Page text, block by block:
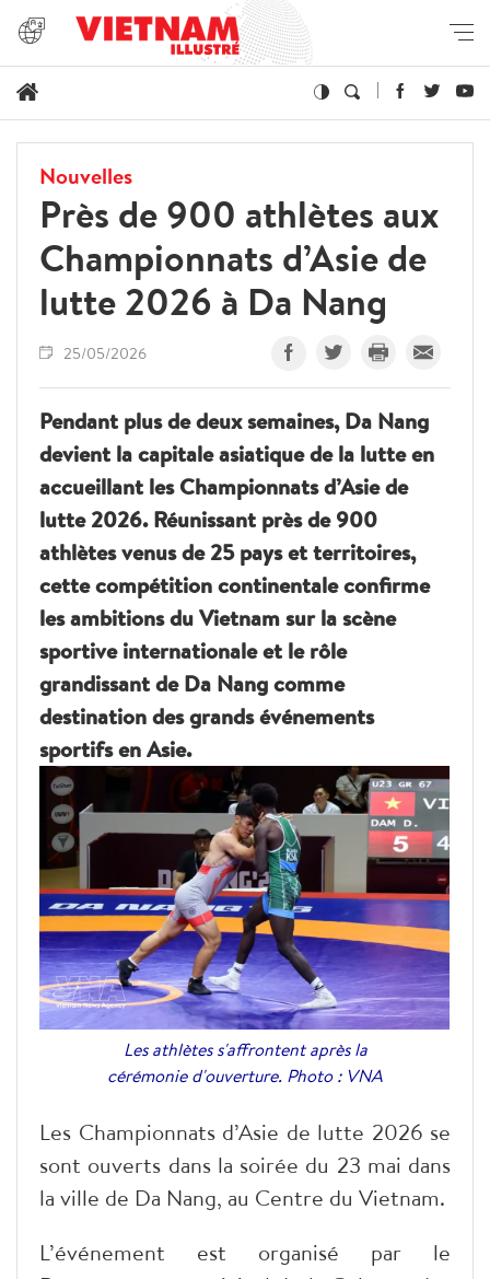
Nouvelles
Près de 900 athlètes aux
Championnats d’Asie de
lutte 2026 à Da Nang
25/05/2026
Pendant plus de deux semaines, Da Nang
devient la capitale asiatique de la lutte en
accueillant les Championnats d’Asie de
lutte 2026. Réunissant près de 900
athlètes venus de 25 pays et territoires,
cette compétition continentale confirme
les ambitions du Vietnam sur la scène
sportive internationale et le rôle
grandissant de Da Nang comme
destination des grands événements
sportifs en Asie.
Les athlètes s'affrontent après la
cérémonie d'ouverture. Photo : VNA
Les Championnats d’Asie de lutte 2026 se
sont ouverts dans la soirée du 23 mai dans
la ville de Da Nang, au Centre du Vietnam.
​L’événement est organisé par le